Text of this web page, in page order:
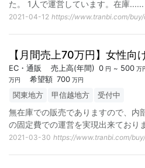
た。 1人で運営しています。在庫......
2021-04-12 https://www.tranbi.com/
【月間売上70万円】女性向
EC・通販 売上高(年間) 0 円 ~ 500 万
万円 希望額 700 万円
関東地方 甲信越地方 受付中
無在庫での販売でありますので、内
の固定費での運営を実現出来ており
2021-03-30 https://www.tranbi.com/